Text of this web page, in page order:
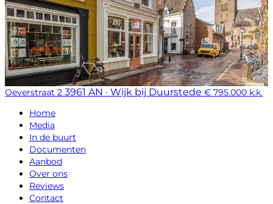
Oeverstraat 2 3961 AN · Wijk bij Duurstede € 795.000 k.k.
Home
Media
In de buurt
Documenten
Aanbod
Over ons
Reviews
Contact